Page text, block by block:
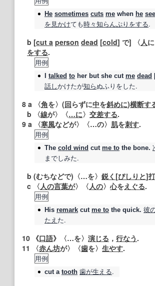
He sometimes cuts me when he
を見かけても時々知らんぷり をする.
b [cut a person dead [cold] で] 〈人に
をする.
用例
talked to her but she cut me dead
話しかけたが知らぬふりをした.
8 a 〈角を〉(回らずに中を斜めに)横断す
b 〈線が〉〈…に〉 交差する.
9 a 〈寒風などが〉〈…の〉 肌を刺す.
用例
The cold wind cut me to the bone.
までしみた.
b (むちなどで)〈…を〉 鋭く [ぴしりと]
c 〈人の言葉が〉〈人の〉 心をえぐる.
用例
His remark cut me to the quick. 彼
たえ た.
10 《口語》〈…を〉 演じる ， 行なう .
11 〈赤ん坊が〉〈歯を〉 生やす.
用例
cuta tooth 歯が生える.